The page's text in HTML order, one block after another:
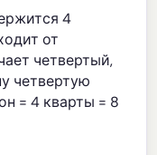
4
от
четвертый,
четвертую
= 4 кварты = 8